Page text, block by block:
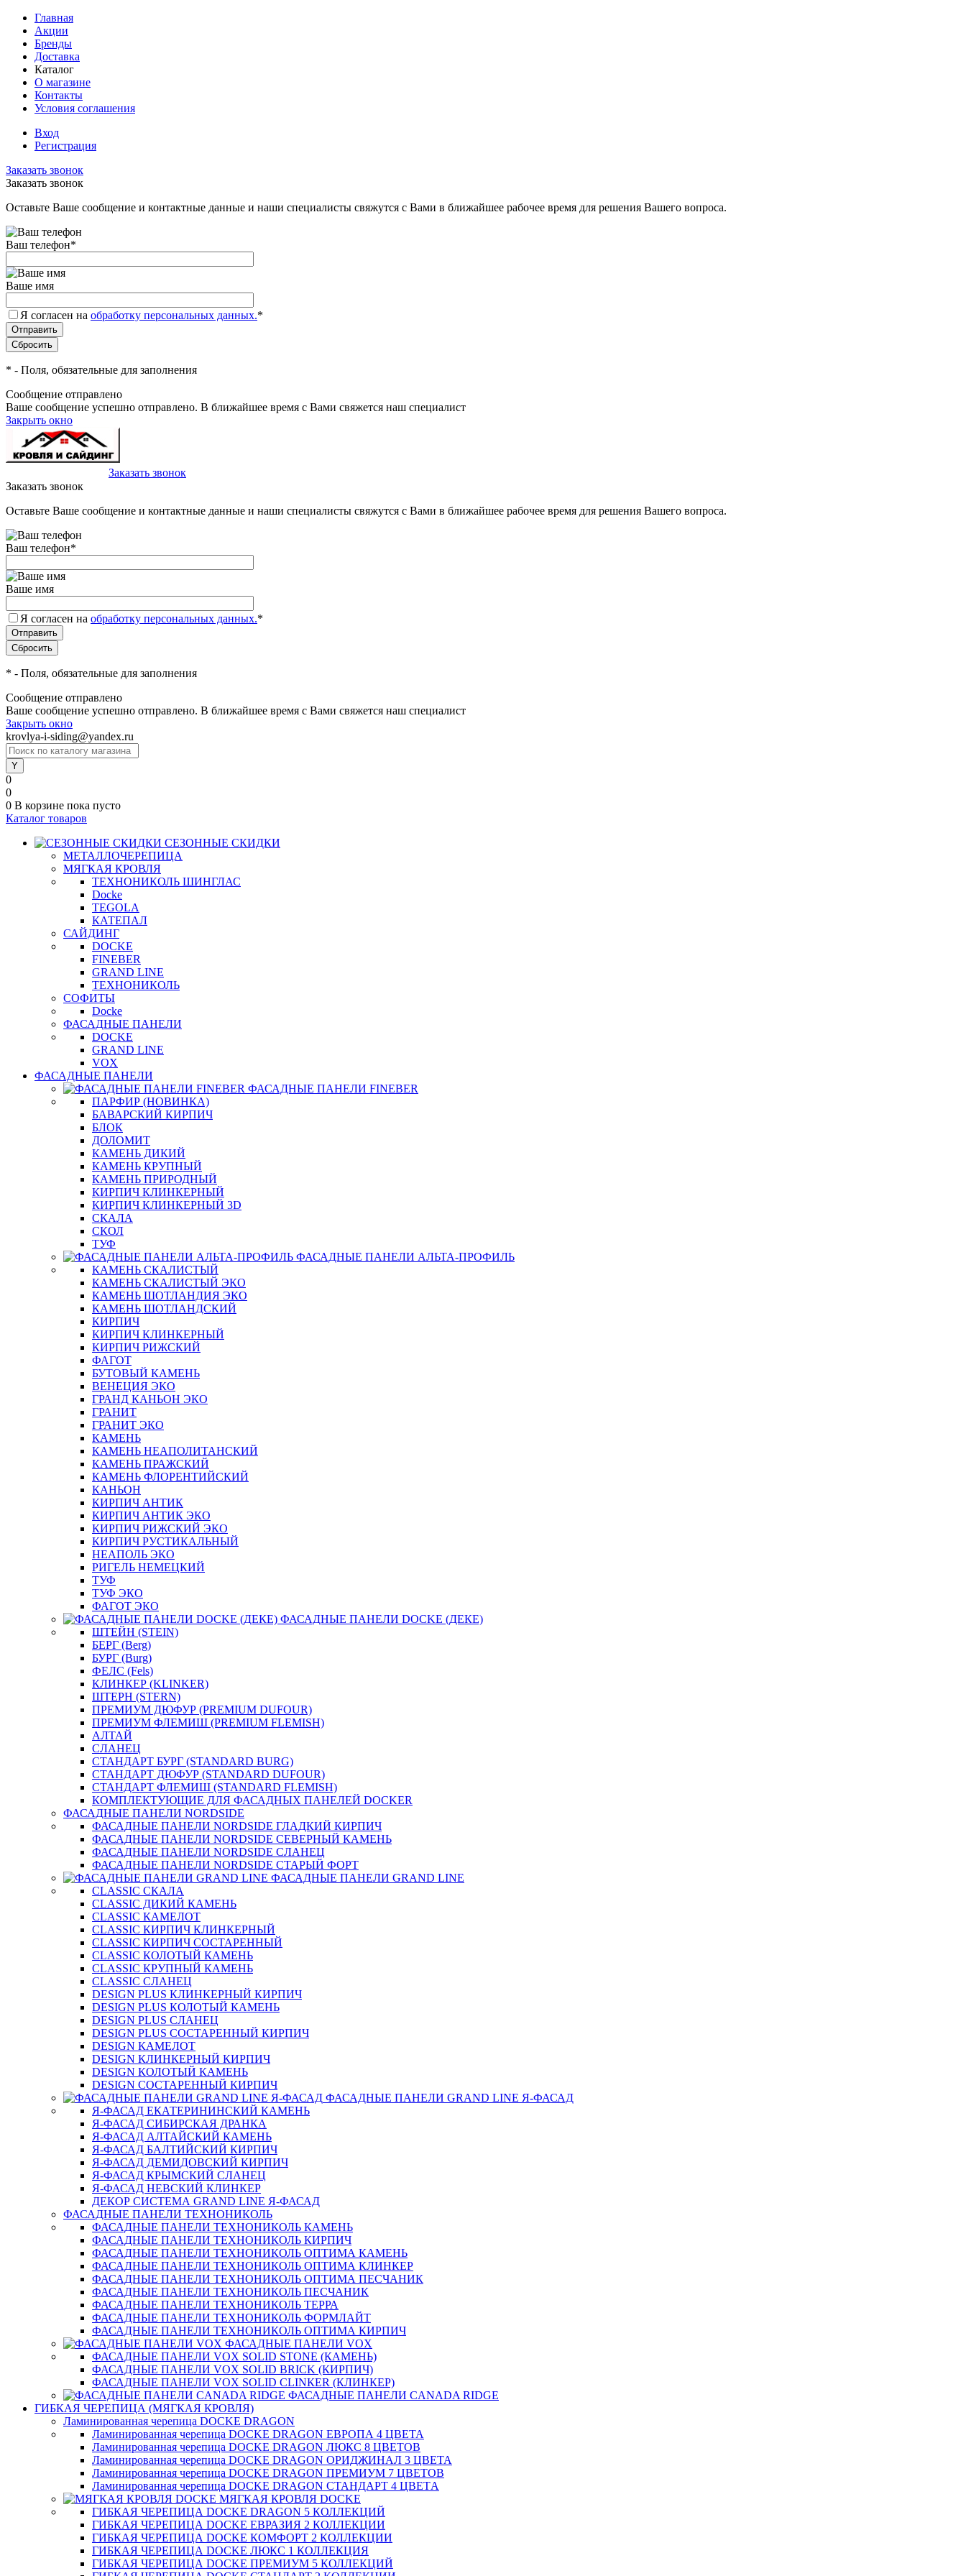
Главная
Акции
Бренды
Доставка
Каталог
О магазине
Контакты
Условия соглашения
Вход
Регистрация
Заказать звонок
Заказать звонок
Оставьте Ваше сообщение и контактные данные и наши специалисты свяжутся с Вами в ближайшее рабочее время для решения Вашего вопроса.
Ваш телефон*
Ваше имя
Я согласен на обработку персональных данных.*
* - Поля, обязательные для заполнения
Сообщение отправлено
Ваше сообщение успешно отправлено. В ближайшее время с Вами свяжется наш специалист
Закрыть окно
Заказать звонок
Заказать звонок
Оставьте Ваше сообщение и контактные данные и наши специалисты свяжутся с Вами в ближайшее рабочее время для решения Вашего вопроса.
Ваш телефон*
Ваше имя
Я согласен на обработку персональных данных.*
* - Поля, обязательные для заполнения
Сообщение отправлено
Ваше сообщение успешно отправлено. В ближайшее время с Вами свяжется наш специалист
Закрыть окно
krovlya-i-siding@yandex.ru
0
0
0 В корзине пока пусто
Каталог товаров
СЕЗОННЫЕ СКИДКИ
МЕТАЛЛОЧЕРЕПИЦА
МЯГКАЯ КРОВЛЯ
ТЕХНОНИКОЛЬ ШИНГЛАС
Docke
TEGOLA
КАТЕПАЛ
САЙДИНГ
DOCKE
FINEBER
GRAND LINE
ТЕХНОНИКОЛЬ
СОФИТЫ
Docke
ФАСАДНЫЕ ПАНЕЛИ
DOCKE
GRAND LINE
VOX
ФАСАДНЫЕ ПАНЕЛИ
ФАСАДНЫЕ ПАНЕЛИ FINEBER
ПАРФИР (НОВИНКА)
БАВАРСКИЙ КИРПИЧ
БЛОК
ДОЛОМИТ
КАМЕНЬ ДИКИЙ
КАМЕНЬ КРУПНЫЙ
КАМЕНЬ ПРИРОДНЫЙ
КИРПИЧ КЛИНКЕРНЫЙ
КИРПИЧ КЛИНКЕРНЫЙ 3D
СКАЛА
СКОЛ
ТУФ
ФАСАДНЫЕ ПАНЕЛИ АЛЬТА-ПРОФИЛЬ
КАМЕНЬ СКАЛИСТЫЙ
КАМЕНЬ СКАЛИСТЫЙ ЭКО
КАМЕНЬ ШОТЛАНДИЯ ЭКО
КАМЕНЬ ШОТЛАНДСКИЙ
КИРПИЧ
КИРПИЧ КЛИНКЕРНЫЙ
КИРПИЧ РИЖСКИЙ
ФАГОТ
БУТОВЫЙ КАМЕНЬ
ВЕНЕЦИЯ ЭКО
ГРАНД КАНЬОН ЭКО
ГРАНИТ
ГРАНИТ ЭКО
КАМЕНЬ
КАМЕНЬ НЕАПОЛИТАНСКИЙ
КАМЕНЬ ПРАЖСКИЙ
КАМЕНЬ ФЛОРЕНТИЙСКИЙ
КАНЬОН
КИРПИЧ АНТИК
КИРПИЧ АНТИК ЭКО
КИРПИЧ РИЖСКИЙ ЭКО
КИРПИЧ РУСТИКАЛЬНЫЙ
НЕАПОЛЬ ЭКО
РИГЕЛЬ НЕМЕЦКИЙ
ТУФ
ТУФ ЭКО
ФАГОТ ЭКО
ФАСАДНЫЕ ПАНЕЛИ DOCKE (ДЕКЕ)
ШТЕЙН (STEIN)
БЕРГ (Berg)
БУРГ (Burg)
ФЕЛС (Fels)
КЛИНКЕР (KLINKER)
ШТЕРН (STERN)
ПРЕМИУМ ДЮФУР (PREMIUM DUFOUR)
ПРЕМИУМ ФЛЕМИШ (PREMIUM FLEMISH)
АЛТАЙ
СЛАНЕЦ
СТАНДАРТ БУРГ (STANDARD BURG)
СТАНДАРТ ДЮФУР (STANDARD DUFOUR)
СТАНДАРТ ФЛЕМИШ (STANDARD FLEMISH)
КОМПЛЕКТУЮЩИЕ ДЛЯ ФАСАДНЫХ ПАНЕЛЕЙ DOCKER
ФАСАДНЫЕ ПАНЕЛИ NORDSIDE
ФАСАДНЫЕ ПАНЕЛИ NORDSIDE ГЛАДКИЙ КИРПИЧ
ФАСАДНЫЕ ПАНЕЛИ NORDSIDE СЕВЕРНЫЙ КАМЕНЬ
ФАСАДНЫЕ ПАНЕЛИ NORDSIDE СЛАНЕЦ
ФАСАДНЫЕ ПАНЕЛИ NORDSIDE СТАРЫЙ ФОРТ
ФАСАДНЫЕ ПАНЕЛИ GRAND LINE
CLASSIC СКАЛА
CLASSIC ДИКИЙ КАМЕНЬ
CLASSIC КАМЕЛОТ
CLASSIC КИРПИЧ КЛИНКЕРНЫЙ
CLASSIC КИРПИЧ СОСТАРЕННЫЙ
CLASSIC КОЛОТЫЙ КАМЕНЬ
CLASSIC КРУПНЫЙ КАМЕНЬ
CLASSIC СЛАНЕЦ
DESIGN PLUS КЛИНКЕРНЫЙ КИРПИЧ
DESIGN PLUS КОЛОТЫЙ КАМЕНЬ
DESIGN PLUS СЛАНЕЦ
DESIGN PLUS СОСТАРЕННЫЙ КИРПИЧ
DESIGN КАМЕЛОТ
DESIGN КЛИНКЕРНЫЙ КИРПИЧ
DESIGN КОЛОТЫЙ КАМЕНЬ
DESIGN СОСТАРЕННЫЙ КИРПИЧ
ФАСАДНЫЕ ПАНЕЛИ GRAND LINE Я-ФАСАД
Я-ФАСАД ЕКАТЕРИНИНСКИЙ КАМЕНЬ
Я-ФАСАД СИБИРСКАЯ ДРАНКА
Я-ФАСАД АЛТАЙСКИЙ КАМЕНЬ
Я-ФАСАД БАЛТИЙСКИЙ КИРПИЧ
Я-ФАСАД ДЕМИДОВСКИЙ КИРПИЧ
Я-ФАСАД КРЫМСКИЙ СЛАНЕЦ
Я-ФАСАД НЕВСКИЙ КЛИНКЕР
ДЕКОР СИСТЕМА GRAND LINE Я-ФАСАД
ФАСАДНЫЕ ПАНЕЛИ ТЕХНОНИКОЛЬ
ФАСАДНЫЕ ПАНЕЛИ ТЕХНОНИКОЛЬ КАМЕНЬ
ФАСАДНЫЕ ПАНЕЛИ ТЕХНОНИКОЛЬ КИРПИЧ
ФАСАДНЫЕ ПАНЕЛИ ТЕХНОНИКОЛЬ ОПТИМА КАМЕНЬ
ФАСАДНЫЕ ПАНЕЛИ ТЕХНОНИКОЛЬ ОПТИМА КЛИНКЕР
ФАСАДНЫЕ ПАНЕЛИ ТЕХНОНИКОЛЬ ОПТИМА ПЕСЧАНИК
ФАСАДНЫЕ ПАНЕЛИ ТЕХНОНИКОЛЬ ПЕСЧАНИК
ФАСАДНЫЕ ПАНЕЛИ ТЕХНОНИКОЛЬ ТЕРРА
ФАСАДНЫЕ ПАНЕЛИ ТЕХНОНИКОЛЬ ФОРМЛАЙТ
ФАСАДНЫЕ ПАНЕЛИ ТЕХНОНИКОЛЬ ОПТИМА КИРПИЧ
ФАСАДНЫЕ ПАНЕЛИ VOX
ФАСАДНЫЕ ПАНЕЛИ VOX SOLID STONE (КАМЕНЬ)
ФАСАДНЫЕ ПАНЕЛИ VOX SOLID BRICK (КИРПИЧ)
ФАСАДНЫЕ ПАНЕЛИ VOX SOLID CLINКER (КЛИНКЕР)
ФАСАДНЫЕ ПАНЕЛИ CANADA RIDGE
ГИБКАЯ ЧЕРЕПИЦА (МЯГКАЯ КРОВЛЯ)
Ламинированная черепица DOCKE DRAGON
Ламинированная черепица DOCKE DRAGON ЕВРОПА 4 ЦВЕТА
Ламинированная черепица DOCKE DRAGON ЛЮКС 8 ЦВЕТОВ
Ламинированная черепица DOCKE DRAGON ОРИДЖИНАЛ 3 ЦВЕТА
Ламинированная черепица DOCKE DRAGON ПРЕМИУМ 7 ЦВЕТОВ
Ламинированная черепица DOCKE DRAGON СТАНДАРТ 4 ЦВЕТA
МЯГКАЯ КРОВЛЯ DOCKE
ГИБКАЯ ЧЕРЕПИЦА DOCKE DRAGON 5 КОЛЛЕКЦИЙ
ГИБКАЯ ЧЕРЕПИЦА DOCKE ЕВРАЗИЯ 2 КОЛЛЕКЦИИ
ГИБКАЯ ЧЕРЕПИЦА DOCKE КОМФОРТ 2 КОЛЛЕКЦИИ
ГИБКАЯ ЧЕРЕПИЦА DOCKE ЛЮКС 1 КОЛЛЕКЦИЯ
ГИБКАЯ ЧЕРЕПИЦА DOCKE ПРЕМИУМ 5 КОЛЛЕКЦИЙ